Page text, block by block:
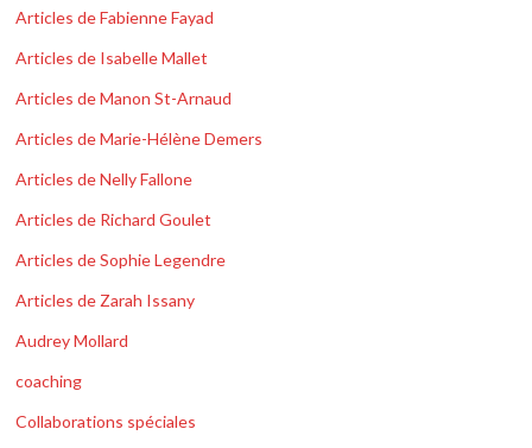
Articles de Fabienne Fayad
Articles de Isabelle Mallet
Articles de Manon St-Arnaud
Articles de Marie-Hélène Demers
Articles de Nelly Fallone
Articles de Richard Goulet
Articles de Sophie Legendre
Articles de Zarah Issany
Audrey Mollard
coaching
Collaborations spéciales